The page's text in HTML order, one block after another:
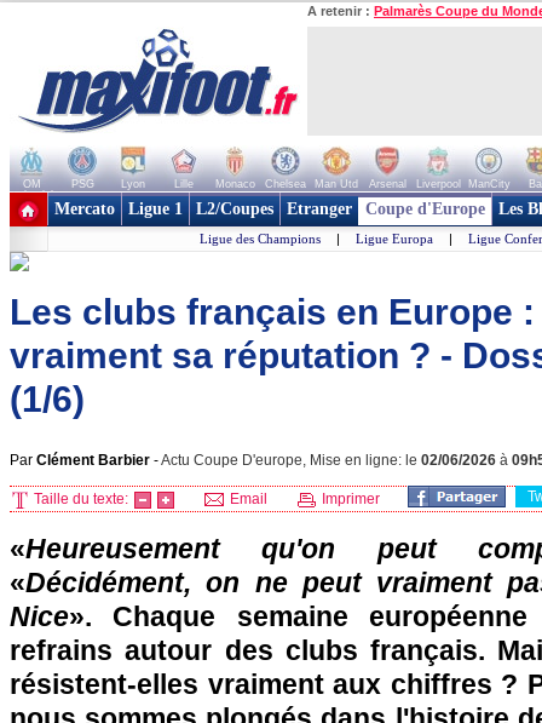
A retenir : Palmarès Coupe du
OM PSG Lyon Lille Monaco Chelsea Man Utd Arsenal Liverpool ManCity
+ de clubs
Mercato Ligue 1 L2/Coupes Etranger Coupe d'Europe Les
Ligue des Champions | Ligue Europa | Ligue
Les clubs français en Europe
vraiment sa réputation ? -
(1/6)
Par Clément Barbier -Actu Coupe D'europe, Mise en ligne: le 02/06/2026 à
Taille du texte: Email Imprimer
«Heureusement qu'on peut
«Décidément, on ne peut vraiment
Nice». Chaque semaine
refrains autour des clubs français.
résistent-elles vraiment aux chiffres ?